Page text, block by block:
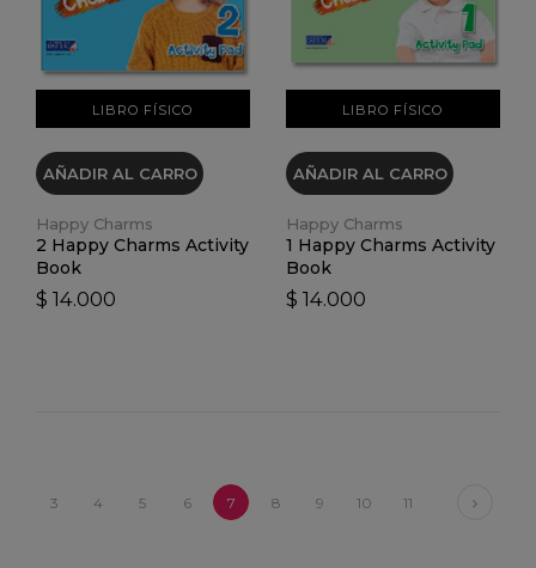
LIBRO FÍSICO
AÑADIR AL CARRO
Happy Charms
2 Happy Charms Activity
Book
$ 14.000
LIBRO FÍSICO
AÑADIR AL CARRO
Happy Charms
1 Happy Charms Activity
Book
$ 14.000
3 4 5 6 7 8 9 10 11 Next